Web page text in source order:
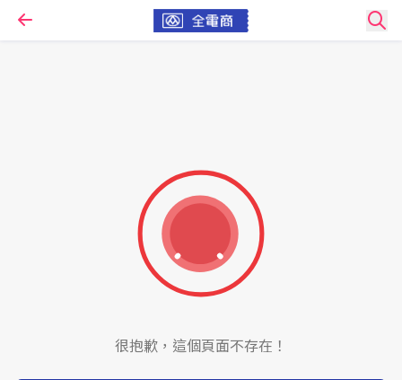
很抱歉，這個頁面不存在！